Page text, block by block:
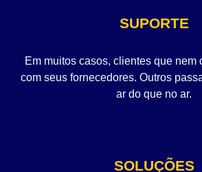
SUPORTE
Em muitos casos, clientes que nem
com seus fornecedores. Outros
ar do que no ar.
SOLUÇÕES